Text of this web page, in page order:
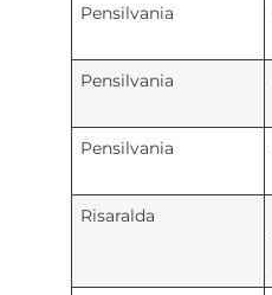
Pensilvania
Pensilvania
Pensilvania
Risaralda